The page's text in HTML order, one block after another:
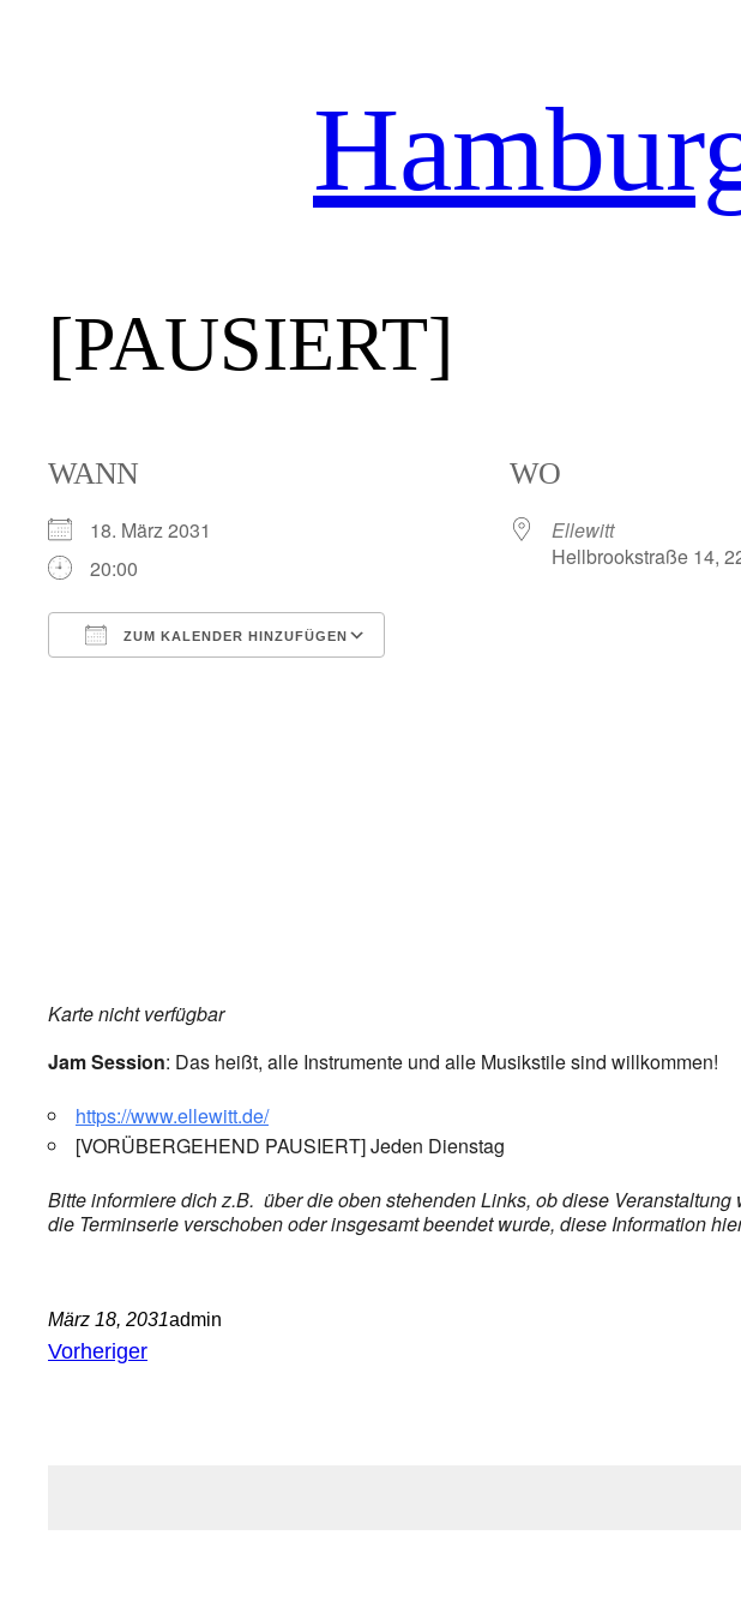
[PAUSIERT]
WANN
18. März 2031
20:00
ZUM KALENDER HINZUFÜGEN
WO
Ellewitt
Hellbrookstraße 14,
Karte nicht verfügbar
Jam Session: Das heißt, alle Instrumente und alle Musikstile sind willkommen!
https://www.ellewitt.de/
[VORÜBERGEHEND PAUSIERT] Jeden Dienstag
Bitte informiere dich z.B. über die oben stehenden Links, ob diese
die Terminserie verschoben oder insgesamt beendet wurde, diese Information
März 18, 2031admin
Vorheriger